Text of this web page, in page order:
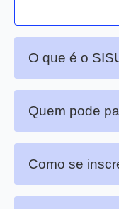
O que é o
Quem pode
Como se